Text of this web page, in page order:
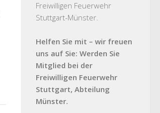
Freiwilligen Feuerwehr
Stuttgart-Münster.
Helfen Sie mit – wir freuen
uns auf Sie: Werden Sie
Mitglied bei der
Freiwilligen Feuerwehr
Stuttgart, Abteilung
Münster.